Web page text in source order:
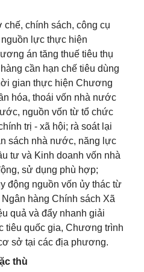
chính sách, công cụ
lực thực hiện
án tăng thuế tiêu thụ
cần hạn chế tiêu dùng
gian thực hiện Chương
hóa, thoái vốn nhà nước
nguồn vốn từ tổ chức
trị - xã hội; rà soát lại
sách nhà nước, năng lực
tư và Kinh doanh vốn nhà
sử dụng phù hợp;
động nguồn vốn ủy thác từ
hàng Chính sách Xã
quả và đẩy nhanh giải
tiêu quốc gia, Chương trình
sở tại các địa phương.
thù